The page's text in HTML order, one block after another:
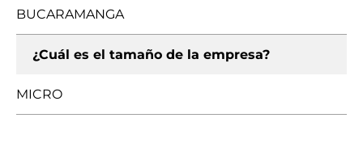
BUCARAMANGA
¿Cuál es el tamaño de la empresa?
MICRO